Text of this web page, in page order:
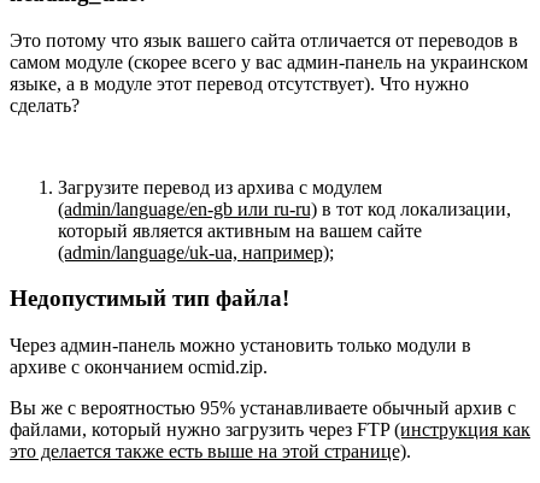
Это потому что язык вашего сайта отличается от переводов в
самом модуле (скорее всего у вас админ-панель на украинском
языке, а в модуле этот перевод отсутствует). Что нужно
сделать?
Загрузите перевод из архива с модулем
(admin/language/en-gb или ru-ru) в тот код локализации,
который является активным на вашем сайте
(admin/language/uk-ua, например);
Недопустимый тип файла!
Через админ-панель можно установить только модули в
архиве с окончанием ocmid.zip.
Вы же с вероятностью 95% устанавливаете обычный архив с
файлами, который нужно загрузить через FTP(инструкция как
это делается также есть выше на этой странице).